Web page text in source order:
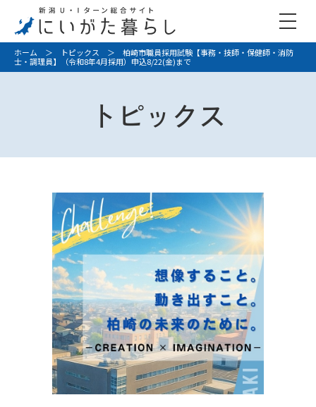
ホーム ＞ トピックス ＞ 柏崎市職員採用試験【事務・技師・保健師・消防
士・調理員】（令和8年4月採用）申込8/22(金)まで
トピックス